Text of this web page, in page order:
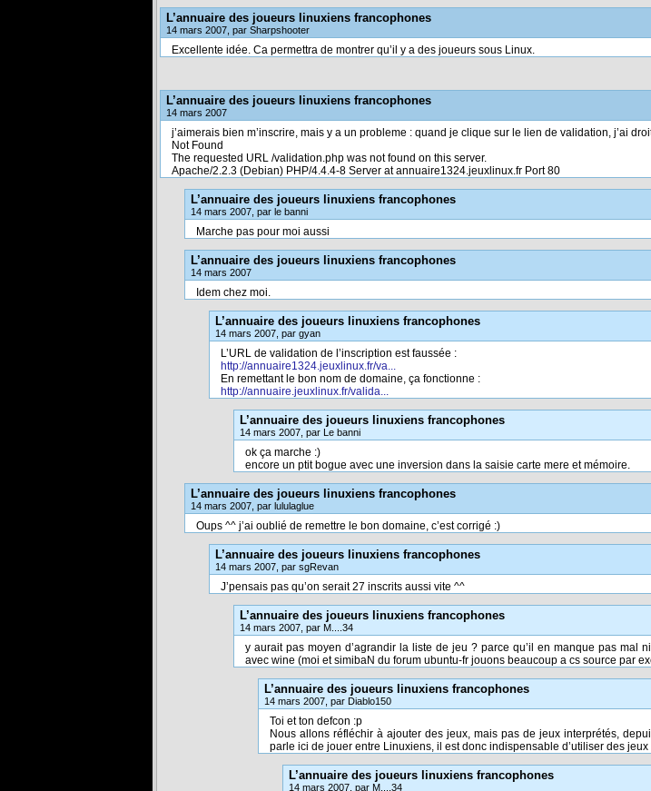
L’annuaire des joueurs linuxiens francophones
14 mars 2007, par Sharpshooter
Excellente idée. Ca permettra de montrer qu’il y a des joueurs sous Linux.
L’annuaire des joueurs linuxiens francophones
14 mars 2007
j’aimerais bien m’inscrire, mais y a un probleme : quand je clique sur le lien de validation, j’ai
Not Found
The requested URL /validation.php was not found on this server.
Apache/2.2.3 (Debian) PHP/4.4.4-8 Server at annuaire1324.jeuxlinux.fr Port 80
L’annuaire des joueurs linuxiens francophones
14 mars 2007, par le banni
Marche pas pour moi aussi
L’annuaire des joueurs linuxiens francophones
14 mars 2007
Idem chez moi.
L’annuaire des joueurs linuxiens francophones
14 mars 2007, par gyan
L’URL de validation de l’inscription est faussée :
http://annuaire1324.jeuxlinux.fr/va...
En remettant le bon nom de domaine, ça fonctionne :
http://annuaire.jeuxlinux.fr/valida...
L’annuaire des joueurs linuxiens francophones
14 mars 2007, par Le banni
ok ça marche :)
encore un ptit bogue avec une inversion dans la saisie carte mere et mémoire.
L’annuaire des joueurs linuxiens francophones
14 mars 2007, par lululaglue
Oups ^^ j’ai oublié de remettre le bon domaine, c’est corrigé :)
L’annuaire des joueurs linuxiens francophones
14 mars 2007, par sgRevan
J’pensais pas qu’on serait 27 inscrits aussi vite ^^
L’annuaire des joueurs linuxiens francophones
14 mars 2007, par M....34
y aurait pas moyen d’agrandir la liste de jeu ? parce qu’il en manque pas mal
avec wine (moi et simibaN du forum ubuntu-fr jouons beaucoup a cs source par
L’annuaire des joueurs linuxiens francophones
14 mars 2007, par Diablo150
Toi et ton defcon :p
Nous allons réfléchir à ajouter des jeux, mais pas de jeux interprétés,
parle ici de jouer entre Linuxiens, il est donc indispensable d’utiliser des jeux
L’annuaire des joueurs linuxiens francophones
14 mars 2007, par M....34